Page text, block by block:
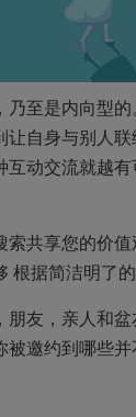
乃至是内向型
自身与别人
互动交流就越
共享您的价
根据简洁明了
友，亲人和
邀约到哪些